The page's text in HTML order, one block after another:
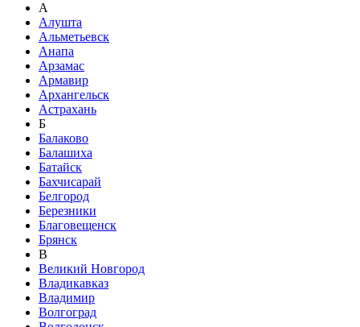
А
Алушта
Альметьевск
Анапа
Арзамас
Армавир
Архангельск
Астрахань
Б
Балаково
Балашиха
Батайск
Бахчисарай
Белгород
Березники
Благовещенск
Брянск
В
Великий Новгород
Владикавказ
Владимир
Волгоград